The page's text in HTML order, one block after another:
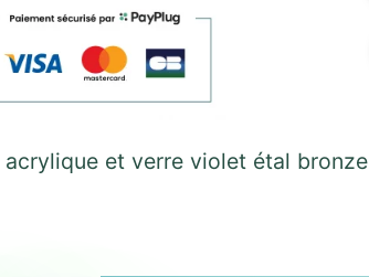
acrylique et verre violet étal bronze